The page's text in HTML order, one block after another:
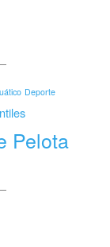
Deporte
Pelota